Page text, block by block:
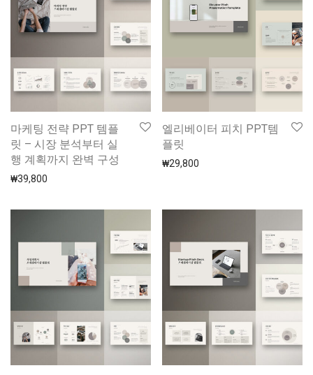
마케팅 전략 PPT 템플
릿 – 시장 분석부터 실
행 계획까지 완벽 구성
₩39,800
엘리베이터 피치 PPT템
플릿
₩29,800